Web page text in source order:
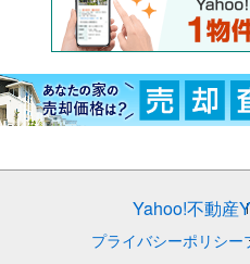
Yahoo!不動産
プライバシーポリシー